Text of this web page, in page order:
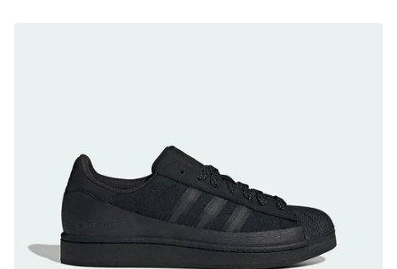
防水鞋推薦 10. PUMA Voyage NITRO™ 4
GORE-TEX：氮氣中底注入，回彈與防滑兼具的
全天候越野跑鞋
防水鞋推薦 11. On Cloudhorizon 2 WP：腳